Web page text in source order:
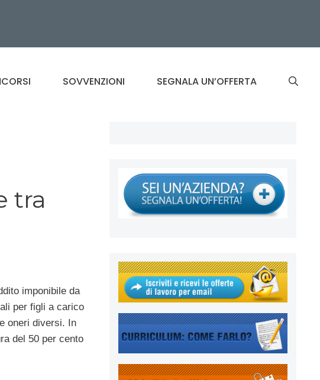
SOVVENZIONI SEGNALA UN’OFFERTA
tra
imponibile da
per figli a carico
oneri diversi. In
del 50 per cento